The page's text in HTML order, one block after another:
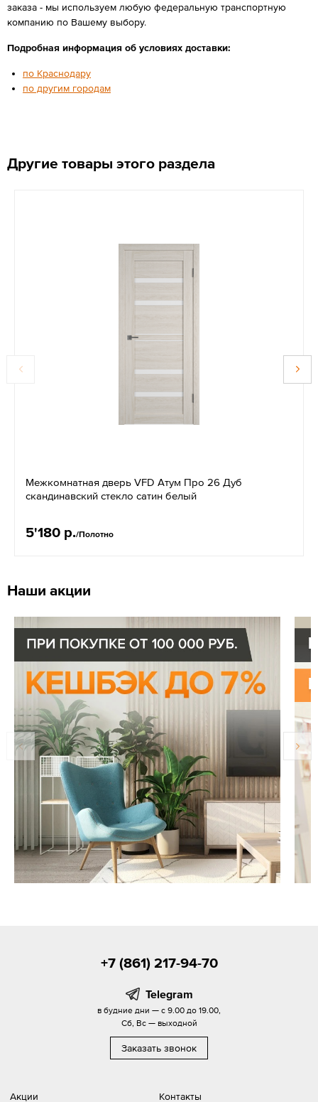
заказа - мы используем любую федеральную транспортную
компанию по Вашему выбору.
Подробная информация об условиях доставки:
по Краснодару
по другим городам
Другие товары этого раздела
Межкомнатная дверь VFD Атум Про 26 Дуб
скандинавский стекло сатин белый
5'180 р./Полотно
Наши акции
Акции Контакты
+7 (861) 217-94-70
Telegram
в будние дни — с 9.00 до 19.00,
Сб, Вс — выходной
Заказать звонок